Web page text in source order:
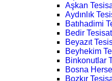
Aşkan
Aydınlık
Batıhadimi
Bedir Tesisat
Beyazıt
Beyhekim
Binkonutlar
Bosna
Bozkır